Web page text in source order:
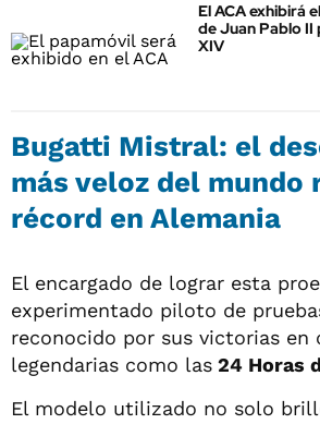
El ACA exhibirá
de Juan Pablo II
XIV
Bugatti Mistral: el
más veloz del mundo
récord en Alemania
El encargado de lograr esta
experimentado piloto de
reconocido por sus victorias en
legendarias como las 24 Horas
El modelo utilizado no solo